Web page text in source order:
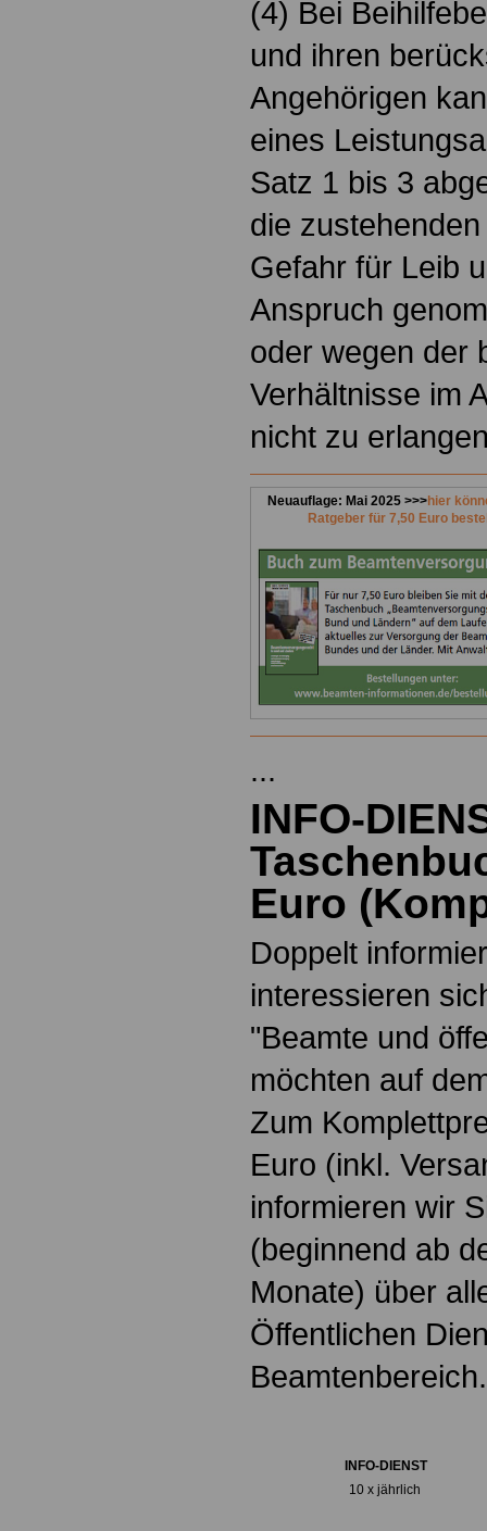
(4) Bei
und ihren
Angehörigen
eines
Satz 1 bis 3
die
Gefahr für Leib
Anspruch
oder wegen der
Verhältnisse im
nicht zu
Neuauflage: Mai 2025 >>>hier
Ratgeber für 7,50 Euro
...
INFO-
Euro (
Doppelt
interessieren
"Beamte und
möchten auf
Zum
Euro (inkl.
informieren wir
(beginnend ab
Monate) über
Öffentlichen
Beamtenbereich.
INFO-DIENST
10 x jährlich